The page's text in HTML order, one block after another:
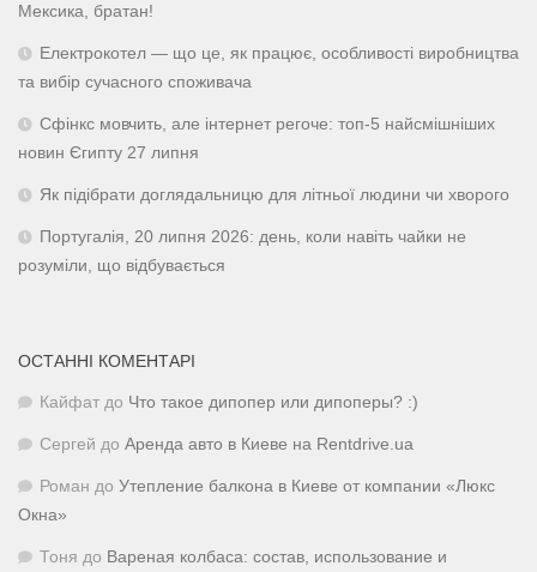
Мексика, братан!
Електрокотел — що це, як працює, особливості виробництва
та вибір сучасного споживача
Сфінкс мовчить, але інтернет регоче: топ-5 найсмішніших
новин Єгипту 27 липня
Як підібрати доглядальницю для літньої людини чи хворого
Португалія, 20 липня 2026: день, коли навіть чайки не
розуміли, що відбувається
ОСТАННІ КОМЕНТАРІ
Кайфат до Что такое дипопер или дипоперы? :)
Сергей до Аренда авто в Киеве на Rentdrive.ua
Роман до Утепление балкона в Киеве от компании «Люкс
Окна»
Тоня до Вареная колбаса: состав, использование и